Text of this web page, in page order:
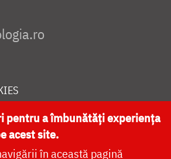
CATEDRALA NAȚIONALĂ
pentru a îmbunătăți experiența
acest site.
în această pagină